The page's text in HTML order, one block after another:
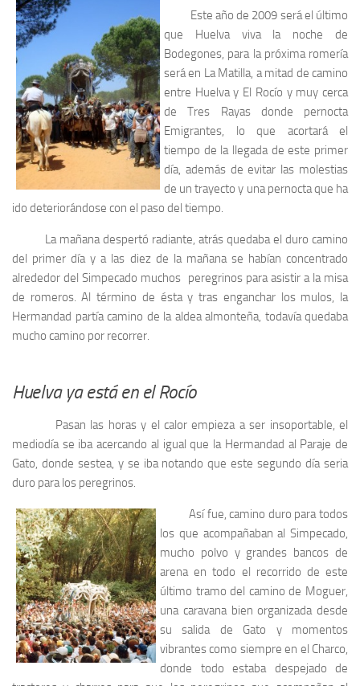
Este año de 2009 será el último
que Huelva viva la noche de
Bodegones, para la próxima romería
será en La Matilla, a mitad de camino
entre Huelva y El Rocío y muy cerca
de Tres Rayas donde pernocta
Emigrantes, lo que acortará el
tiempo de la llegada de este primer
día, además de evitar las molestias
de un trayecto y una pernocta que ha
ido deteriorándose con el paso del tiempo.
La mañana despertó radiante, atrás quedaba el duro camino
del primer día y a las diez de la mañana se habían concentrado
alrededor del Simpecado muchos peregrinos para asistir a la misa
de romeros. Al término de ésta y tras enganchar los mulos, la
Hermandad partía camino de la aldea almonteña, todavía quedaba
mucho camino por recorrer.
Huelva ya está en el Rocío
Pasan las horas y el calor empieza a ser insoportable, el
mediodía se iba acercando al igual que la Hermandad al Paraje de
Gato, donde sestea, y se iba notando que este segundo día seria
duro para los peregrinos.
Así fue, camino duro para todos
los que acompañaban al Simpecado,
mucho polvo y grandes bancos de
arena en todo el recorrido de este
último tramo del camino de Moguer,
una caravana bien organizada desde
su salida de Gato y momentos
vibrantes como siempre en el Charco,
donde todo estaba despejado de